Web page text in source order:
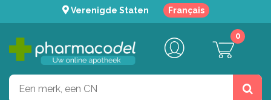
Verenigde Staten Français
0